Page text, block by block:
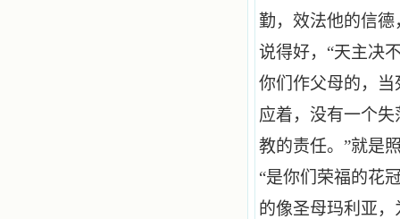
勤，效法他的信
说得好，“天主决
你们作父母的，
应着，没有一个
教的责任。”就是
“是你们荣福的花
的像圣母玛利亚，